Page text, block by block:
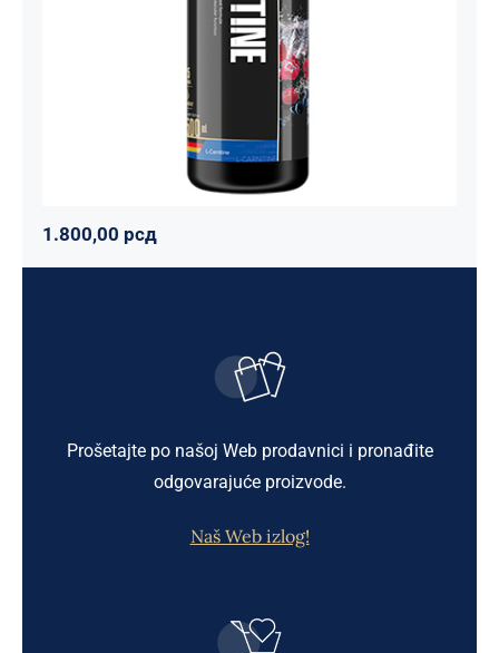
1.800,00рсд
1.800,00 рсд
Prošetajte po našoj Web prodavnici i pronađite
odgovarajuće proizvode.
Naš Web izlog!